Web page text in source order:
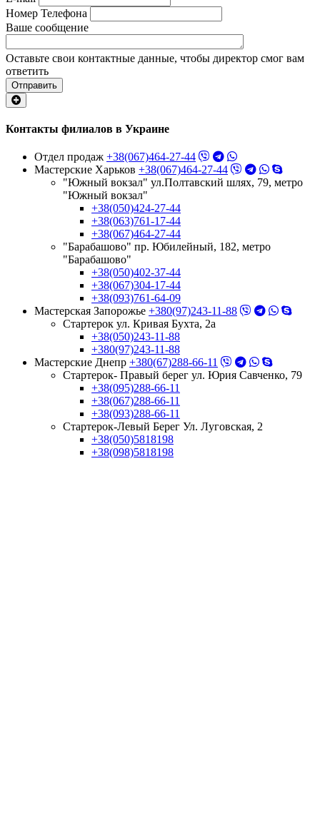
Номер Телефона
Ваше сообщение
Оставьте свои контактные данные, чтобы директор смог вам
ответить
Отправить
Контакты филиалов в Украине
Отдел продаж +38(067)464-27-44
Мастерские Харьков +38(067)464-27-44
"Южный вокзал" ул.Полтавский шлях, 79, метро
"Южный вокзал"
+38(050)424-27-44
+38(063)761-17-44
+38(067)464-27-44
"Барабашово" пр. Юбилейный, 182, метро
"Барабашово"
+38(050)402-37-44
+38(067)304-17-44
+38(093)761-64-09
Мастерская Запорожье +380(97)243-11-88
Стартерок ул. Кривая Бухта, 2а
+38(050)243-11-88
+380(97)243-11-88
Мастерские Днепр +380(67)288-66-11
Стартерок- Правый берег ул. Юрия Савченко, 79
+38(095)288-66-11
+38(067)288-66-11
+38(093)288-66-11
Стартерок-Левый Берег Ул. Луговская, 2
+38(050)5818198
+38(098)5818198